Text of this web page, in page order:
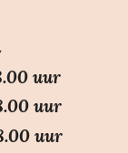
uur
uur
uur